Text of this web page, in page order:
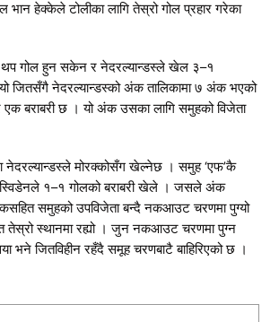
भान हेक्केले टोलीका लागि तेस्रो गोल प्रहार गरेका
थप गोल हुन सकेन र नेदरल्यान्डस्ले खेल ३–१
जितसँगै नेदरल्यान्डस्को अंक तालिकामा ७ अंक भएको
बराबरी छ । यो अंक उसका लागि समुहको विजेता
मोरक्कोसँग खेल्नेछ । समुह ‘एफ’कै
स्विडेनले १–१ गोलको बराबरी खेले । जसले अंक
समुहको उपविजेता बन्दै नकआउट चरणमा पुग्यो
तेस्रो स्थानमा रह्यो । जुन नकआउट चरणमा पुग्न
भने जितविहीन रहँदै समूह चरणबाटै बाहिरिएको छ ।